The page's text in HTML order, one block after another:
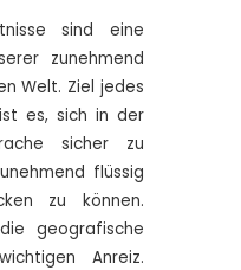
sind eine
zunehmend
Welt. Ziel jedes
es, sich in der
sicher zu
flüssig
zu können.
geografische
Anreiz.